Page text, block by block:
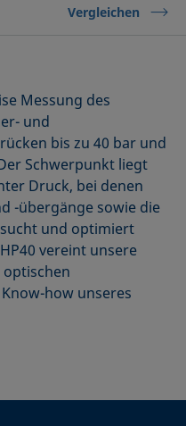
Vergleichen
Messung des
und
bis zu 40 bar und
Schwerpunkt liegt
Druck, bei denen
-übergänge sowie die
und optimiert
vereint unsere
optischen
how unseres